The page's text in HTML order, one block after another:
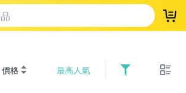
登
價格 最高人氣